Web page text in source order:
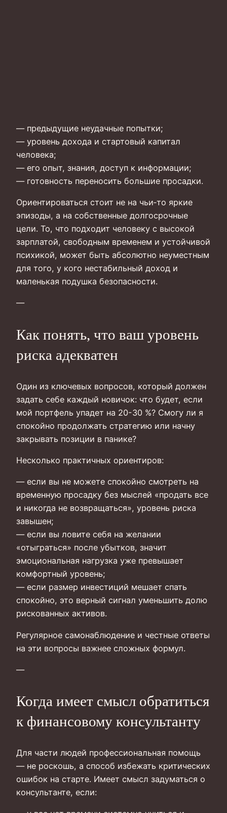
— предыдущие неудачные попытки;
— уровень дохода и стартовый капитал
человека;
— его опыт, знания, доступ к информации;
— готовность переносить большие просадки.
Ориентироваться стоит не на чьи‑то яркие
эпизоды, а на собственные долгосрочные
цели. То, что подходит человеку с высокой
зарплатой, свободным временем и устойчивой
психикой, может быть абсолютно неуместным
для того, у кого нестабильный доход и
маленькая подушка безопасности.
—
Как понять, что ваш уровень
риска адекватен
Один из ключевых вопросов, который должен
задать себе каждый новичок: что будет, если
мой портфель упадет на 20-30 %? Смогу ли я
спокойно продолжать стратегию или начну
закрывать позиции в панике?
Несколько практичных ориентиров:
— если вы не можете спокойно смотреть на
временную просадку без мыслей «продать все
и никогда не возвращаться», уровень риска
завышен;
— если вы ловите себя на желании
«отыграться» после убытков, значит
эмоциональная нагрузка уже превышает
комфортный уровень;
— если размер инвестиций мешает спать
спокойно, это верный сигнал уменьшить долю
рискованных активов.
Регулярное самонаблюдение и честные ответы
на эти вопросы важнее сложных формул.
—
Когда имеет смысл обратиться
к финансовому консультанту
Для части людей профессиональная помощь
— не роскошь, а способ избежать критических
ошибок на старте. Имеет смысл задуматься о
консультанте, если: